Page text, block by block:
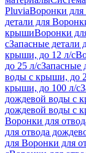
PluviaВоронки
детали для
крышиВоронки
сЗапасные детали
крыши, до 12 л/с
до 25 л/сЗапасные
воды с крыши, до
крыши, до 100 л/с
дождевой воды с
дождевой воды с
Воронки для
для отвода
для Воронки для